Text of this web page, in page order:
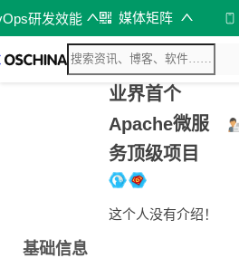
研发效能 媒体矩阵
业界首个
Apache微服
务顶级项目
这个人没有介绍！
基础信息